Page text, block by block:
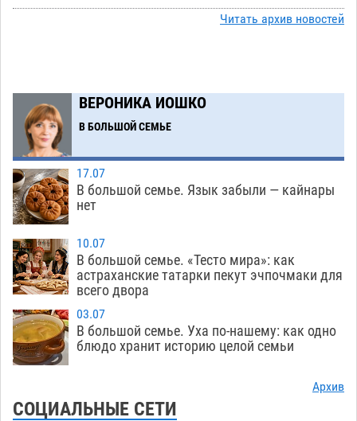
Астраханский аэропорт попробует отбиться
помойку
11:58
В Астрахани подросток угнал мотоцикл и
похитил чужие мобильник с банковскими
картами
11:20
Астраханцев ждут на парковом газоне с
призами и эрмитажными котами
10:43
Астраханский суд встал на сторону МЧС в
споре за возврат униформы
07.08 549
10:02
На Всероссийской Спартакиаде астраханские
гандболисты уступили казанским «драконам»
07.08
Краснодарской в Астрахани скончались
Читать архив новостей
ВЕРОНИКА ИОШКО
В БОЛЬШОЙ СЕМЬЕ
17.07
В большой семье. Язык забыли — кайнары
нет
10.07
В большой семье. «Тесто мира»: как
астраханские татарки пекут эчпочмаки для
всего двора
03.07
В большой семье. Уха по-нашему: как одно
блюдо хранит историю целой семьи
Архив
СОЦИАЛЬНЫЕ СЕТИ